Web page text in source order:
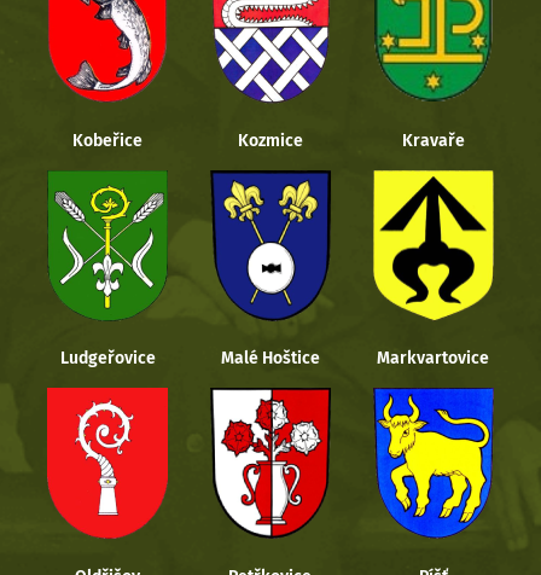
Kobeřice Kozmice Kravaře
Ludgeřovice Malé Hoštice Markvartovice